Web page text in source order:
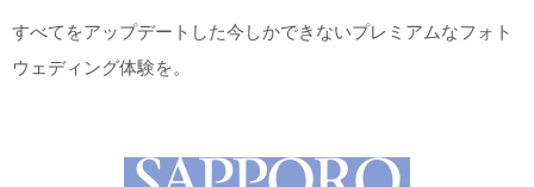
すべてをアップデートした今しかできないプレミアムなフォト
ウェディング体験を。